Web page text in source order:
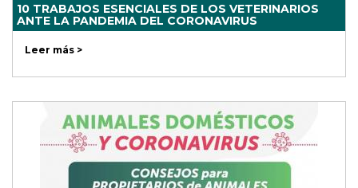
10 TRABAJOS ESENCIALES DE LOS VETERINARIOS
ANTE LA PANDEMIA DEL CORONAVIRUS
Leer más >